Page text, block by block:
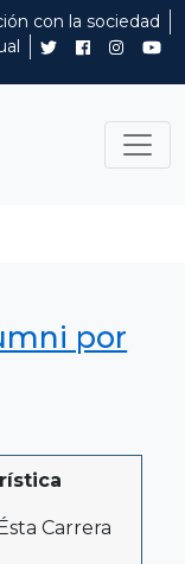
con la sociedad
por
Carrera